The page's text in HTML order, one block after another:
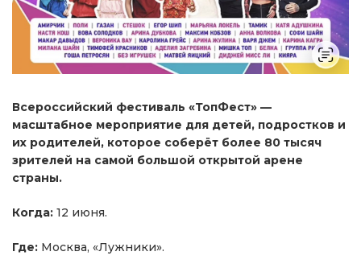
Всероссийский фестиваль «ТопФест» —
масштабное мероприятие для детей, подростков и
их родителей, которое соберёт более 80 тысяч
зрителей на самой большой открытой арене
страны.
Когда: 12 июня.
Где: Москва, «Лужники».